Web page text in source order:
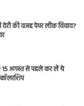
की वजह पेपर लीक विवाद?
15 अगस्त से पहले कर लें ये